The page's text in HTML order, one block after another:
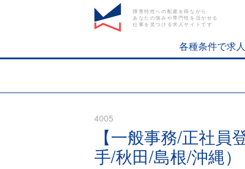
障害特性への配慮を得ながら
あなたの強みや専門性を活かせる
仕事を見つける求人サイトです
各種条件で求
4005
【一般事務/正社
手/秋田/島根/沖縄）